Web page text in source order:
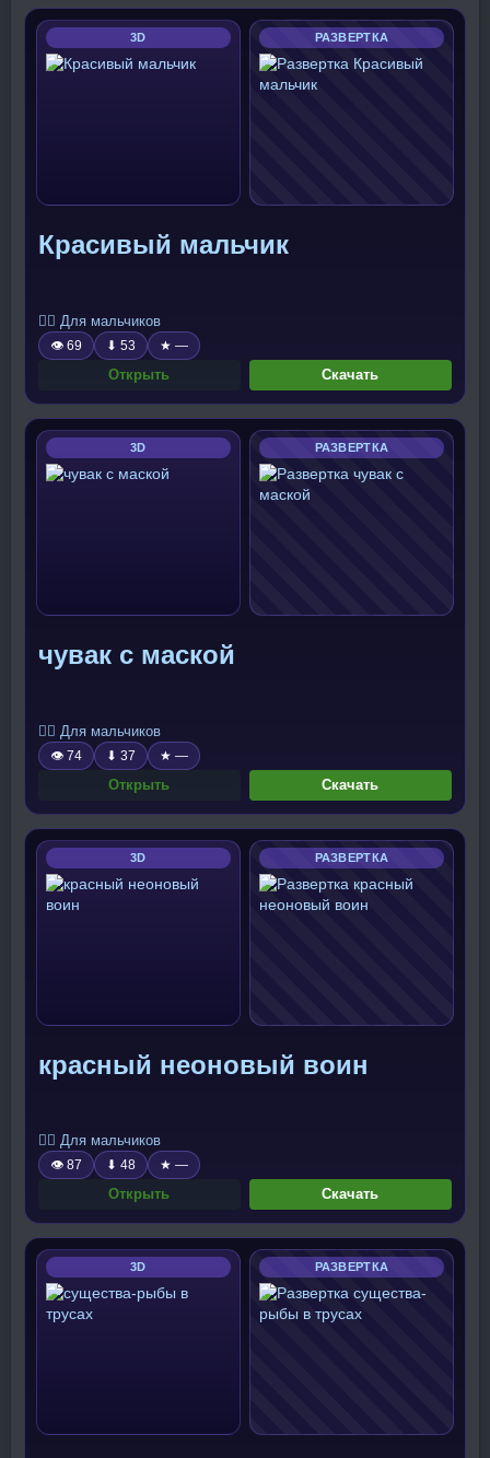
3D РАЗВЕРТКА
Красивый мальчик
🧍‍♂️ Для мальчиков
👁 69 ⬇ 53 ★ —
Открыть Скачать
3D РАЗВЕРТКА
чувак с маской
🧍‍♂️ Для мальчиков
👁 74 ⬇ 37 ★ —
Открыть Скачать
3D РАЗВЕРТКА
красный неоновый воин
🧍‍♂️ Для мальчиков
👁 87 ⬇ 48 ★ —
Открыть Скачать
3D РАЗВЕРТКА